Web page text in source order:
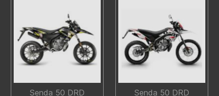
Senda 50 DRD
Senda 50 DRD